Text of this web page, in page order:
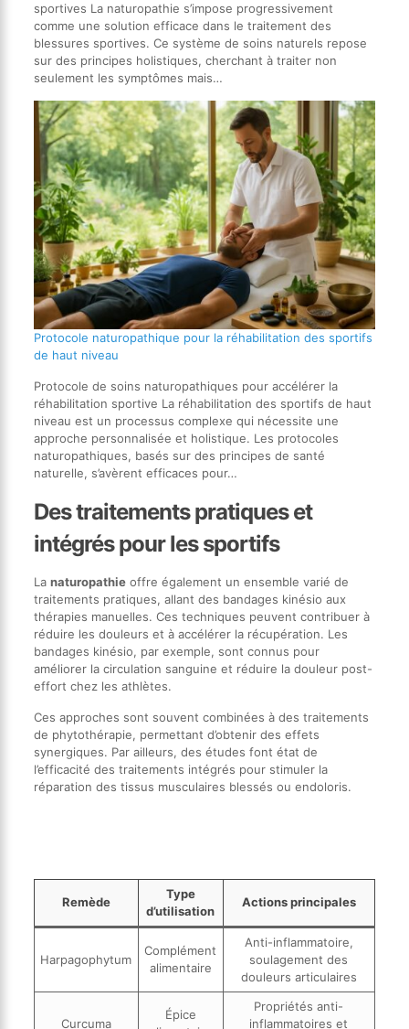
sportives La naturopathie s’impose progressivement
comme une solution efficace dans le traitement des
blessures sportives. Ce système de soins naturels repose
sur des principes holistiques, cherchant à traiter non
seulement les symptômes mais…
Protocole naturopathique pour la réhabilitation des sportifs
de haut niveau
Protocole de soins naturopathiques pour accélérer la
réhabilitation sportive La réhabilitation des sportifs de haut
niveau est un processus complexe qui nécessite une
approche personnalisée et holistique. Les protocoles
naturopathiques, basés sur des principes de santé
naturelle, s’avèrent efficaces pour…
Des traitements pratiques et
intégrés pour les sportifs
La naturopathieoffre également un ensemble varié de
traitements pratiques, allant des bandages kinésio aux
thérapies manuelles. Ces techniques peuvent contribuer à
réduire les douleurs et à accélérer la récupération. Les
bandages kinésio, par exemple, sont connus pour
améliorer la circulation sanguine et réduire la douleur post-
effort chez les athlètes.
Ces approches sont souvent combinées à des traitements
de phytothérapie, permettant d’obtenir des effets
synergiques. Par ailleurs, des études font état de
l’efficacité des traitements intégrés pour stimuler la
réparation des tissus musculaires blessés ou endoloris.
Remède
Type
d’utilisation
Actions principales
Harpagophytum
Complément
alimentaire
Anti-inflammatoire,
soulagement des
douleurs articulaires
Curcuma
Épice
Propriétés anti-
inflammatoires et